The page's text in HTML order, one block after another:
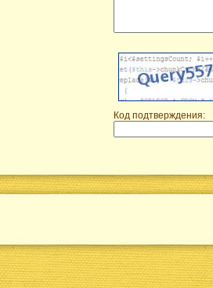
Код подтверждения: